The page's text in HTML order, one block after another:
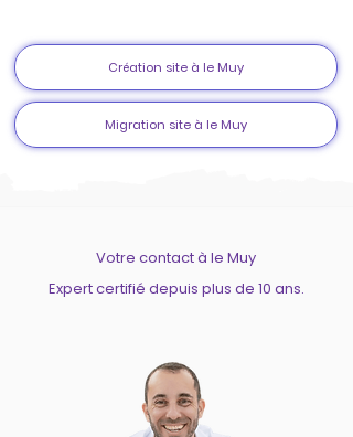
Création site à le Muy
Migration site à le Muy
Votre contact à le Muy
Expert certifié depuis plus de 10 ans.